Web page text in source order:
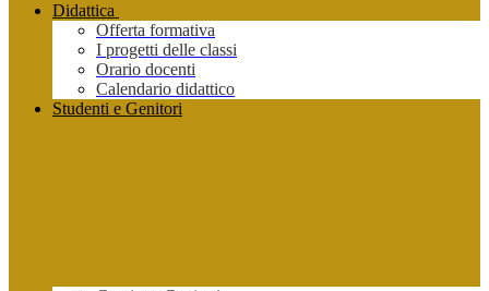
Didattica
Offerta formativa
I progetti delle classi
Orario docenti
Calendario didattico
Studenti e Genitori